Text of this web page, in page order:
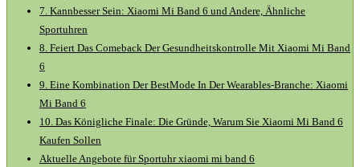
7. ‌Kannbesser Sein: Xiaomi ‍Mi Band 6 und Andere, Ähnliche
‍Sportuhren
8. Feiert Das Comeback Der​ Gesundheitskontrolle Mit ⁣Xiaomi Mi​ Band
6
9. ⁣Eine Kombination Der ‌BestMode⁢ In ‍Der Wearables-Branche: Xiaomi
Mi Band 6
10. Das Königliche Finale: Die Gründe, ⁤Warum Sie Xiaomi Mi ‍Band 6
Kaufen Sollen
Aktuelle Angebote für Sportuhr ⁣xiaomi mi band 6